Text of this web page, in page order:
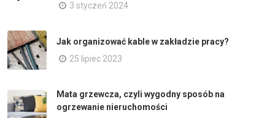
3 styczeń 2024
Jak organizować kable w zakładzie pracy?
25 lipiec 2023
Mata grzewcza, czyli wygodny sposób na
ogrzewanie nieruchomości